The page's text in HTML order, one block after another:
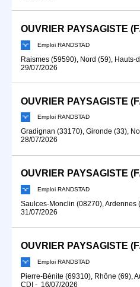
OUVRIER PAYSAGISTE
Emploi RANDSTAD
Raismes (59590), Nord (59), Hauts-
29/07/2026
OUVRIER PAYSAGISTE
Emploi RANDSTAD
Gradignan (33170), Gironde (33),
28/07/2026
OUVRIER PAYSAGISTE
Emploi RANDSTAD
Saulces-Monclin (08270), Ardennes
31/07/2026
OUVRIER PAYSAGISTE
Emploi RANDSTAD
Pierre-Bénite (69310), Rhône (69),
CDI - 16/07/2026